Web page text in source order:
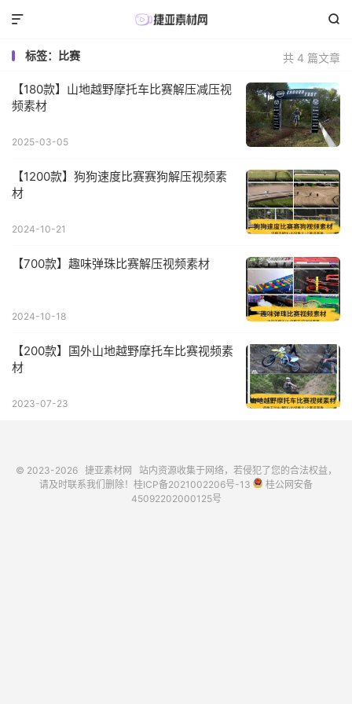


共 4 篇文章
标签：比赛
【180款】山地越野摩托车比赛解压减压视
频素材
2025-03-05
【1200款】狗狗速度比赛赛狗解压视频素
材
2024-10-21
【700款】趣味弹珠比赛解压视频素材
2024-10-18
【200款】国外山地越野摩托车比赛视频素
材
2023-07-23
© 2023-2026 捷亚素材网 站内资源收集于网络，若侵犯了您的合法权益，
请及时联系我们删除！ 桂ICP备2021002206号-13
桂公网安备
45092202000125号